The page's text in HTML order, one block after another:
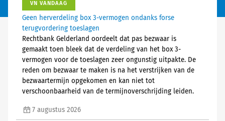
VN VANDAAG
Geen herverdeling box 3-vermogen ondanks forse
terugvordering toeslagen
Rechtbank Gelderland oordeelt dat pas bezwaar is
gemaakt toen bleek dat de verdeling van het box 3-
vermogen voor de toeslagen zeer ongunstig uitpakte. De
reden om bezwaar te maken is na het verstrijken van de
bezwaartermijn opgekomen en kan niet tot
verschoonbaarheid van de termijnoverschrijding leiden.
7 augustus 2026